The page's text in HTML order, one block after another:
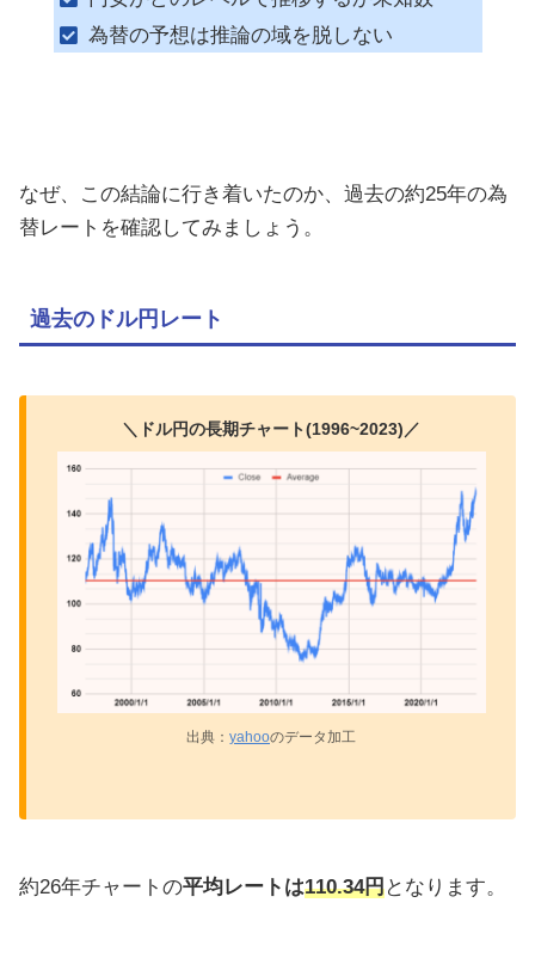
為替の予想は推論の域を脱しない
なぜ、この結論に行き着いたのか、過去の約25年の為
替レートを確認してみましょう。
過去のドル円レート
＼ドル円の長期チャート(1996~2023)／
出典： yahooのデータ加工
約26年チャートの平均レートは110.34円となります。